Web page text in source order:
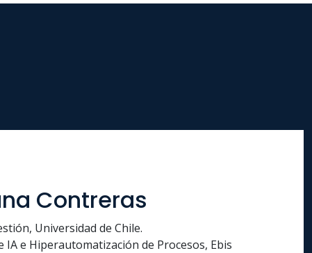
Contreras
Universidad de Chile.​
IA e Hiperautomatización de Procesos, Ebis